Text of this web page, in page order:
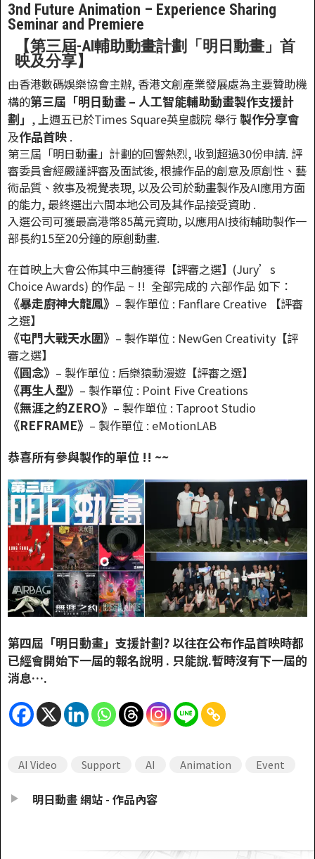
3nd Future Animation – Experience Sharing
Seminar and Premiere
【第三屆-AI輔助動畫計劃「明日動畫」首
映及分享】
由香港數碼娛樂協會主辦, 香港文創產業發展處為主要贊助機
構的第三屆「明日動畫 – 人工智能輔助動畫製作支援計
劃」 , 上週五已於Times Square英皇戲院 舉行製作分享會
及作品首映 .
第三屆「明日動畫」計劃的回響熱烈, 收到超過30份申請. 評
審委員會經嚴謹評審及面試後, 根據作品的創意及原創性、藝
術品質、敘事及視覺表現, 以及公司於動畫製作及AI應用方面
的能力, 最終選出六間本地公司及其作品接受資助 .
入選公司可獲最高港幣85萬元資助, 以應用AI技術輔助製作一
部長約15至20分鐘的原創動畫.
在首映上大會公佈其中三齣獲得【評審之選】(Jury’s
Choice Awards) 的作品 ~ !! 全部完成的 六部作品 如下：
《暴走廚神大龍鳳》 – 製作單位 : Fanflare Creative 【評審
之選】
《屯門大戰天水圍》 – 製作單位 : NewGen Creativity【評
審之選】
《圓念》 – 製作單位 : 后樂猿動漫遊【評審之選】
《再生人型》 – 製作單位 : Point Five Creations
《無涯之約ZERO》 – 製作單位 : Taproot Studio
《REFRAME》 – 製作單位 : eMotionLAB
恭喜所有參與製作的單位 !! ~~
第四屆「明日動畫」支援計劃? 以往在公布作品首映時都
已經會開始下一屆的報名說明 . 只能說.暫時沒有下一屆的
消息….
AI Video Support AI Animation Event
明日動畫 網站 - 作品內容